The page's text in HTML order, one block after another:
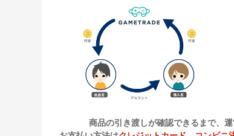
商品の引き渡しが確認できるまで、